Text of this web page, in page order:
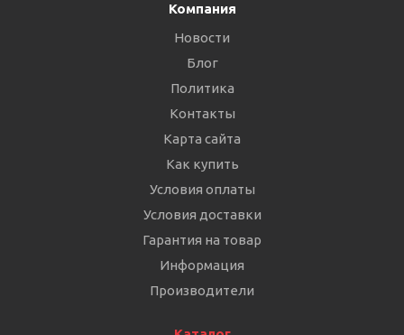
Компания
Новости
Блог
Политика
Контакты
Карта сайта
Как купить
Условия оплаты
Условия доставки
Гарантия на товар
Информация
Производители